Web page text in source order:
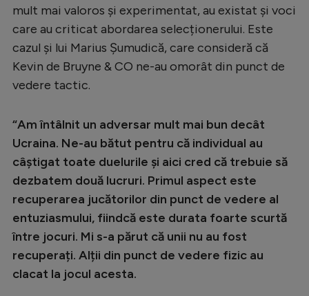
Stranieri
Clasamente
Handbal
Natație
Formula 1
Gimnastică
Auto
Rugby
mult mai valoros și experimentat, au existat și voci
care au criticat abordarea selecționerului. Este
cazul și lui Marius Șumudică, care consideră că
Kevin de Bruyne & CO ne-au omorât din punct de
vedere tactic.
“Am întâlnit un adversar mult mai bun decât
Ucraina. Ne-au bătut pentru că individual au
câștigat toate duelurile și aici cred că trebuie să
dezbatem două lucruri. Primul aspect este
recuperarea jucătorilor din punct de vedere al
entuziasmului, fiindcă este durata foarte scurtă
între jocuri. Mi s-a părut că unii nu au fost
recuperați. Alții din punct de vedere fizic au
clacat la jocul acesta.